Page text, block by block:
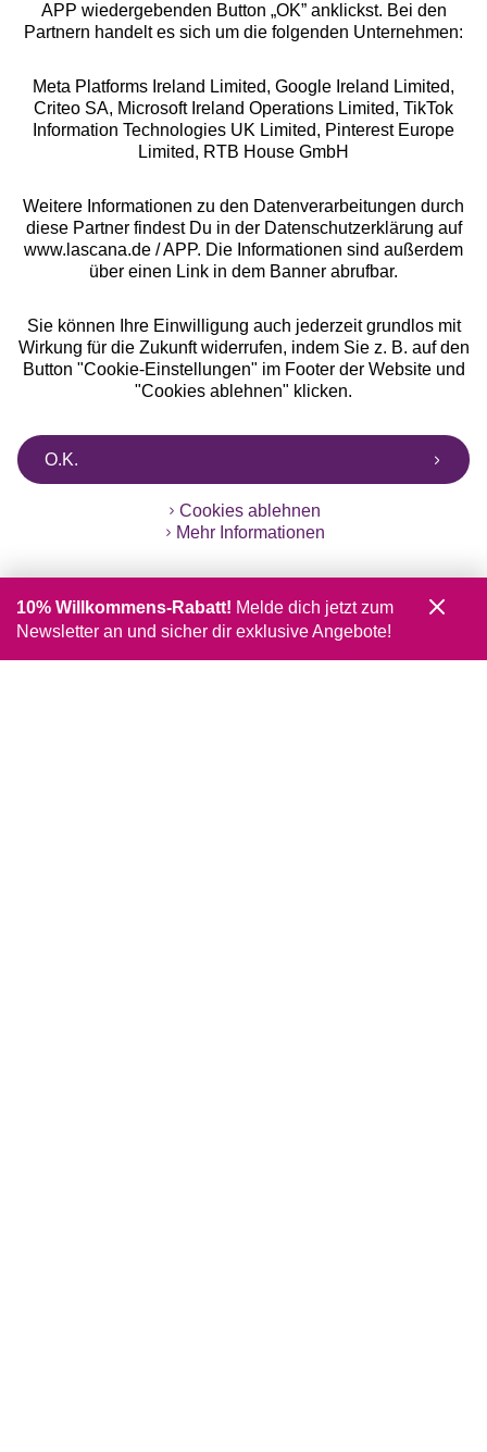
Alle Preise inkl. MwSt., zzgl.
Versandkosten
** Bonität vorausgesetzt, berechtigt zur Bonitätsprüfung
APP wiedergebenden Button „OK” anklickst. Bei den
Partnern handelt es sich um die folgenden Unternehmen:
Meta Platforms Ireland Limited, Google Ireland Limited,
Criteo SA, Microsoft Ireland Operations Limited, TikTok
Information Technologies UK Limited, Pinterest Europe
Limited, RTB House GmbH
Weitere Informationen zu den Datenverarbeitungen durch
diese Partner findest Du in der Datenschutzerklärung auf
www.lascana.de / APP. Die Informationen sind außerdem
über einen Link in dem Banner abrufbar.
Sie können Ihre Einwilligung auch jederzeit grundlos mit
Wirkung für die Zukunft widerrufen, indem Sie z. B. auf den
Button "Cookie-Einstellungen" im Footer der Website und
"Cookies ablehnen" klicken.
O.K.
Cookies ablehnen
Mehr Informationen
10% Willkommens-Rabatt! Melde dich jetzt zum
Newsletter an und sicher dir exklusive Angebote!